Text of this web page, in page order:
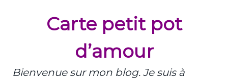
Carte petit pot
d’amour
Bienvenue sur mon blog. Je suis à